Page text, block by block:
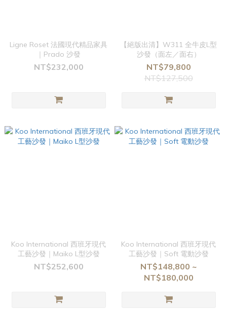
Ligne Roset 法國現代精品家具
｜Prado 沙發
NT$232,000
【絕版出清】W311 全牛皮L型
沙發（面左／面右）
NT$79,800
NT$127,500
Koo International 西班牙現代
工藝沙發｜Maiko L型沙發
NT$252,600
Koo International 西班牙現代
工藝沙發｜Soft 電動沙發
NT$148,800 ~
NT$180,000